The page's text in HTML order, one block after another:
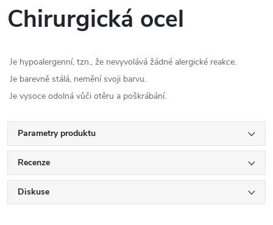
Chirurgická ocel
Je hypoalergenní, tzn., že nevyvolává žádné alergické reakce.
Je barevně stálá, nemění svoji barvu.
Je vysoce odolná vůči otěru a poškrábání.
Parametry produktu
Recenze
Diskuse